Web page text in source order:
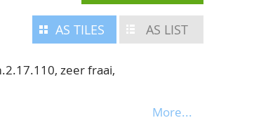
AS TILES AS LIST
zeer fraai,
More...